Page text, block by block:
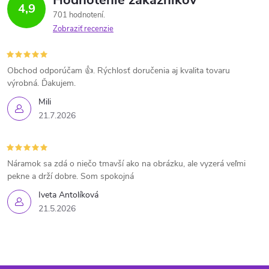
4,9
701 hodnotení
Zobraziť recenzie
Mili
21.7.2026
Obchod odporúčam 👍. Rýchlosť doručenia aj kvalita tovaru
výrobná. Ďakujem.
Iveta Antolíková
21.5.2026
Náramok sa zdá o niečo tmavší ako na obrázku, ale vyzerá veľmi
pekne a drží dobre. Som spokojná